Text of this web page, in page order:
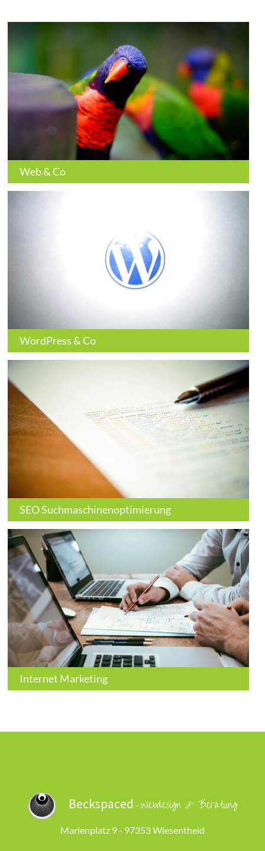
Web & Co
WordPress & Co
SEO Suchmaschinenoptimierung
Internet Marketing
Beckspaced -Webdesign & Beratung
Marienplatz 9 - 97353 Wiesentheid